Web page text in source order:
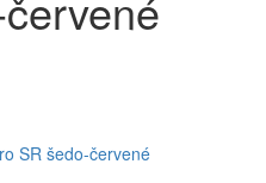
SR šedo-červené